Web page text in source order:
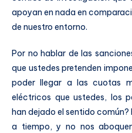
apoyan en nada en
de nuestro entorno.
Por no hablar de las
que ustedes pretenden
poder llegar a las cuotas
eléctricos que ustedes, los
han dejado el sentido común?
a tiempo, y no nos